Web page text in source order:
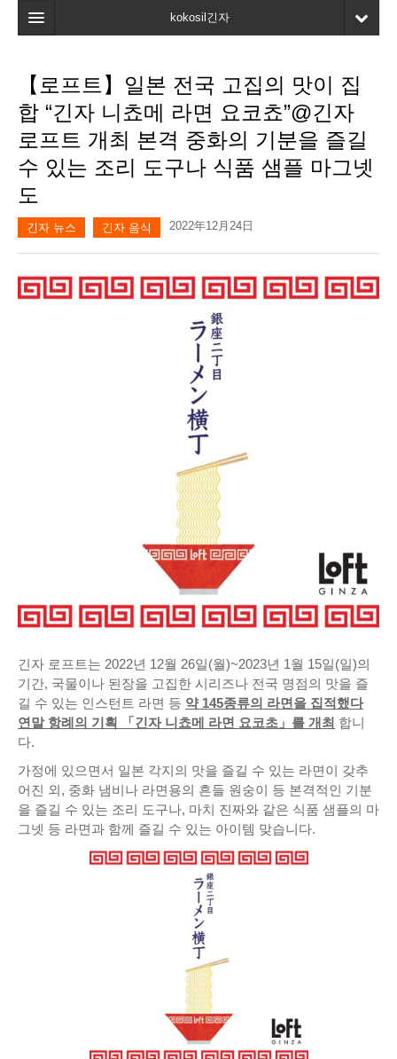
kokosil긴자
검색
최신정보
고객평가
즐겨찾기
【로프트】일본 전국 고집의 맛이 집
합 “긴자 니쵸메 라면 요코쵸”@긴자
로프트 개최 본격 중화의 기분을 즐길
수 있는 조리 도구나 식품 샘플 마그넷
도
긴자 뉴스 긴자 음식 2022年12月24日
긴자 로프트는 2022년 12월 26일(월)~2023년 1월 15일(일)의
기간, 국물이나 된장을 고집한 시리즈나 전국 명점의 맛을 즐
길 수 있는 인스턴트 라면 등 약 145종류의 라면을 집적했다
연말 항례의 기획 「긴자 니쵸메 라면 요코초」를 개최 합니
다.
가정에 있으면서 일본 각지의 맛을 즐길 수 있는 라면이 갖추
어진 외, 중화 냄비나 라면용의 흔들 원숭이 등 본격적인 기분
을 즐길 수 있는 조리 도구나, 마치 진짜와 같은 식품 샘플의 마
그넷 등 라면과 함께 즐길 수 있는 아이템 맞습니다.